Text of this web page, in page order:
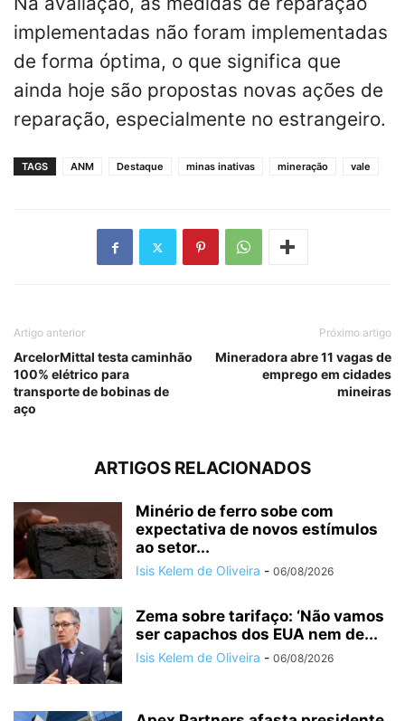
implementadas não foram implementadas
de forma óptima, o que significa que
ainda hoje são propostas novas ações de
reparação, especialmente no estrangeiro.
TAGS ANM Destaque minas inativas mineração vale
Artigo anterior
ArcelorMittal testa caminhão
100% elétrico para
transporte de bobinas de
aço
Próximo artigo
Mineradora abre 11 vagas de
emprego em cidades
mineiras
ARTIGOS RELACIONADOS
Minério de ferro sobe com
expectativa de novos estímulos
ao setor...
Isis Kelem de Oliveira - 06/08/2026
Zema sobre tarifaço: ‘Não vamos
ser capachos dos EUA nem de...
Isis Kelem de Oliveira - 06/08/2026